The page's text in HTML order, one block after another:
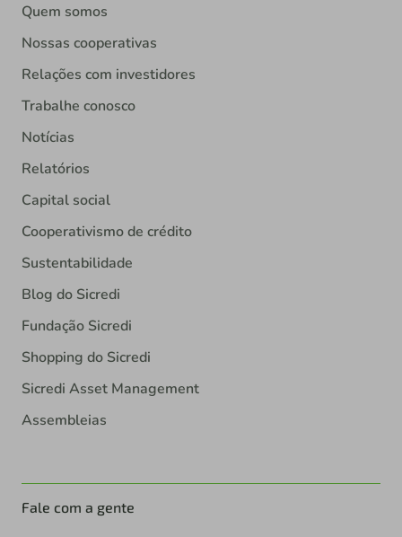
Quem somos
Nossas cooperativas
Relações com investidores
Trabalhe conosco
Notícias
Relatórios
Capital social
Cooperativismo de crédito
Sustentabilidade
Blog do Sicredi
Fundação Sicredi
Shopping do Sicredi
Sicredi Asset Management
Assembleias
Fale com a gente